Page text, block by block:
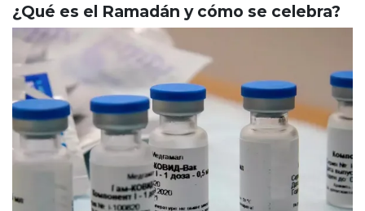
¿Qué es el Ramadán y cómo se celebra?